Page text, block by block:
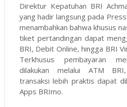
Direktur Kepatuhan BRI
yang hadir langsung pada
menambahkan bahwa khusus
tiket pertandingan dapat
BRI, Debit Online, hingga BRI
Terkhusus pembayaran
dilakukan melalui ATM
transaksi lebih praktis dapat
Apps BRImo.